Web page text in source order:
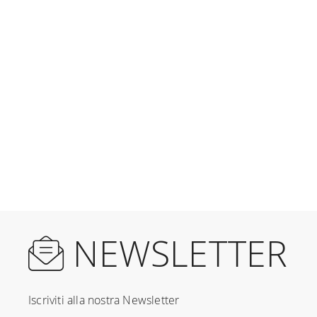
NEWSLETTER
Iscriviti alla nostra Newsletter